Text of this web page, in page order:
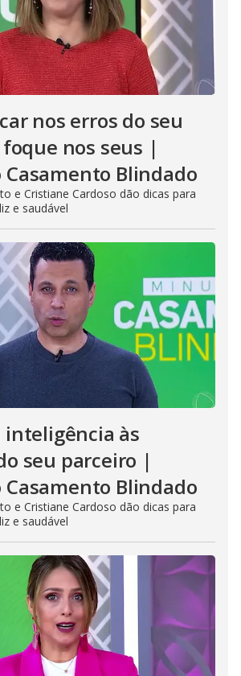
nos erros do seu
nos seus |
Blindado
e Cristiane Cardoso dão dicas para
e saudável
inteligência às
seu parceiro |
Blindado
e Cristiane Cardoso dão dicas para
e saudável